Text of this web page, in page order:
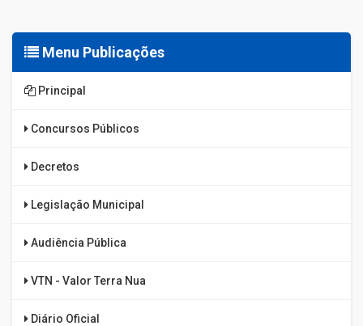
Menu Publicações
Principal
Concursos Públicos
Decretos
Legislação Municipal
Audiência Pública
VTN - Valor Terra Nua
Diário Oficial